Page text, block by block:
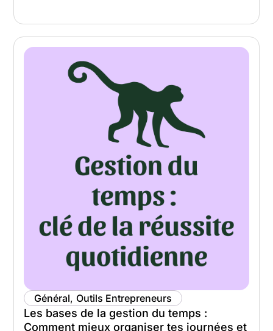
Général, Outils Entrepreneurs
Les bases de la gestion du temps :
Comment mieux organiser tes journées et